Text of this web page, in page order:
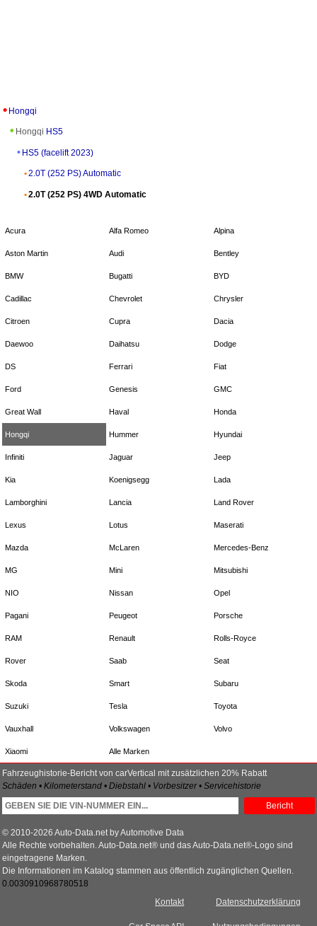
Hongqi
Hongqi HS5
HS5 (facelift 2023)
2.0T (252 PS) Automatic
2.0T (252 PS) 4WD Automatic
Acura Alfa Romeo Alpina
Aston Martin Audi Bentley
BMW Bugatti BYD
Cadillac Chevrolet Chrysler
Citroen Cupra Dacia
Daewoo Daihatsu Dodge
DS Ferrari Fiat
Ford Genesis GMC
Great Wall Haval Honda
Hongqi Hummer Hyundai
Infiniti Jaguar Jeep
Kia Koenigsegg Lada
Lamborghini Lancia Land Rover
Lexus Lotus Maserati
Mazda McLaren Mercedes-Benz
MG Mini Mitsubishi
NIO Nissan Opel
Pagani Peugeot Porsche
RAM Renault Rolls-Royce
Rover Saab Seat
Skoda Smart Subaru
Suzuki Tesla Toyota
Vauxhall Volkswagen Volvo
Xiaomi Alle Marken
Fahrzeughistorie-Bericht von carVertical mit zusätzlichen 20% Rabatt
Schäden • Kilometerstand • Diebstahl • Vorbesitzer • Servicehistorie
Bericht
© 2010-2026 Auto-Data.net by Automotive Data
Alle Rechte vorbehalten. Auto-Data.net® und das Auto-Data.net®-Logo sind
eingetragene Marken.
Die Informationen im Katalog stammen aus öffentlich zugänglichen Quellen.
0.0030910968780518
Datenschutzerklärung
Kontakt